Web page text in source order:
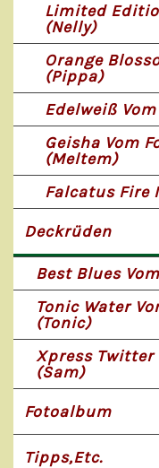
Limited
(Nelly)
Orange
(Pippa)
Edelweiß
Geisha Vom
(Meltem)
Falcatus Fire
Deckrüden
Best Blues
Tonic Water
(Tonic)
Xpress Twitter
(Sam)
Fotoalbum
Tipps,etc.